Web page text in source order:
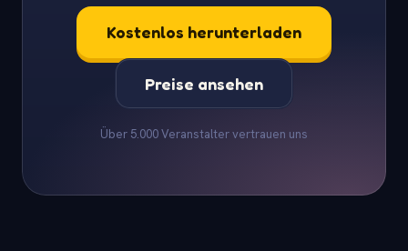
Kostenlos herunterladen
Preise ansehen
Über 5.000 Veranstalter vertrauen uns